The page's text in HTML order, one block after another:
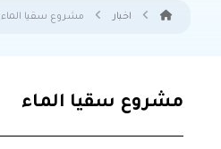
اخبار مشروع سقيا الماء
مشروع سقيا الماء